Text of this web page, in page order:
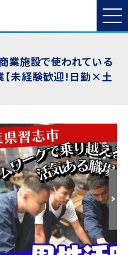
業施設で使われている
【未経験歓迎!日勤×土